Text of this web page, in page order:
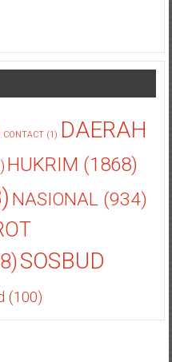
CONTACT(1) DAERAH
HUKRIM (1868)
NASIONAL(934)
SOSBUD
(100)